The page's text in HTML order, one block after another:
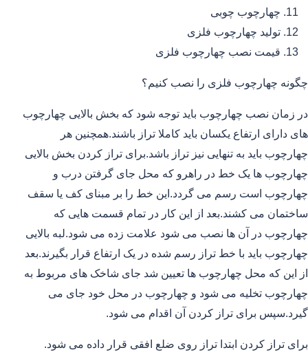
چهارچوب چوبی
تولید چهارچوب فلزی
قیمت نصب چهارچوب فلزی
چگونه چهارچوب فلزی را نصب کنیم؟
در زمان نصب چهارچوب باید توجه شود که بخش بالایی چهارچوب
های دارای ارتفاع یکسان باید کاملا تراز باشند.همچنین هر
چهارچوب باید به تنهایی نیز تراز باشد.برای تراز کردن بخش بالایی
چهارچوب ها یک خط در راهرو که محل جای گرفتن درب و
چهارچوب است رسم می گردد.این خط را بر مبنای کف یا سقف
ساختمان می کشند.بعد از این کار در تمام قسمت هایی که
چهارچوب در آن ها نصب می شود علامت زده می شود.لبه بالایی
چهارچوب باید با خط تراز رسم شده در یک ارتفاع قرار بگیرند.بعد
از این که محل چهارچوب ها تعیین شد جای شاخک های مربوط به
چهارچوب تخلیه می شود و چهارچوب در محل خود جای می
گیرد.سپس برای تراز کردن آن اقدام می شود.
برای تراز کردن ابتدا تراز روی ضلع افقی قرار داده می شود.